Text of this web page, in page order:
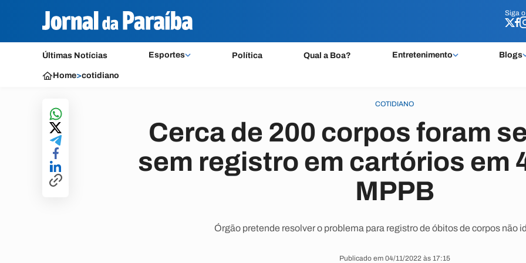
Siga o
Últimas Notícias Esportes Política Qual a Boa? Entretenimento Blogs
Siga o
Home>cotidiano
COTIDIANO
Cerca de 200 corpos foram
sem registro em cartórios em
MPPB
Órgão pretende resolver o problema para registro de óbitos de corpos não
Publicado em 04/11/2022 às 17:15